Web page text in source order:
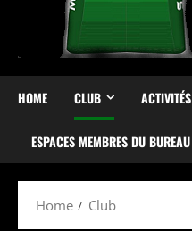
HOME CLUB ACTIVITÉS
ESPACES MEMBRES DU BUREAU
Home Club